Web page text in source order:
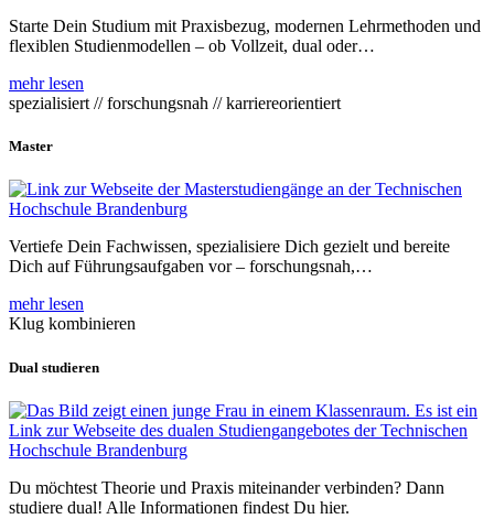
Starte Dein Studium mit Praxisbezug, modernen Lehrmethoden und
flexiblen Studienmodellen – ob Vollzeit, dual oder…
mehr lesen
spezialisiert // forschungsnah // karriereorientiert
Master
Vertiefe Dein Fachwissen, spezialisiere Dich gezielt und bereite
Dich auf Führungsaufgaben vor – forschungsnah,…
mehr lesen
Klug kombinieren
Dual studieren
Du möchtest Theorie und Praxis miteinander verbinden? Dann
studiere dual! Alle Informationen findest Du hier.